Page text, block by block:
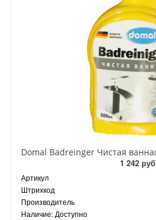
1 242 руб
Артикул
Штрихкод
Производитель
Наличие: Доступно